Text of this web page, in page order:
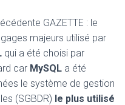
O
GAZETTE : le
majeurs utilisé par
qui a été choisi par
car MySQL a été
le système de gestion
(SGBDR) le plus utilisé